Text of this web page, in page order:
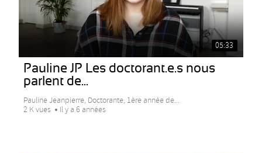
05:33
Pauline JP Les doctorant.e.s nous
parlent de...
Pauline Jeanpierre, Doctorante, 1ère année de...
2 K vues
Il y a 6 années